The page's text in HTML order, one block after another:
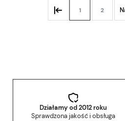
1 2
Działamy od 2012 roku
Sprawdzona jakość i obsługa